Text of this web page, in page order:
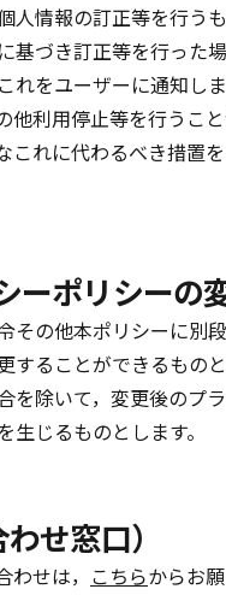
人情報の訂正等を行うも
基づき訂正等を行った
をユーザーに通知しま
他利用停止等を行うこ
これに代わるべき措置
ポリシーの
その他本ポリシーに別
することができるものと
を除いて，変更後のプ
じるものとします。
せ窓口）
せは， こちらからお